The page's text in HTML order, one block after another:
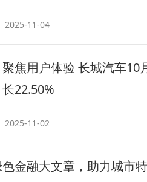
2025-11-04
聚焦用户体验 长城汽车10
长22.50%
2025-11-02
金融大文章，助力城市